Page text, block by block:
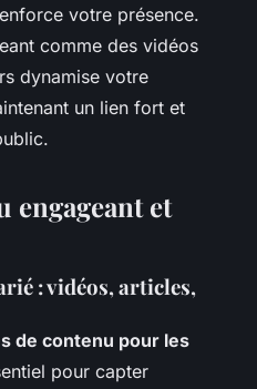
votre présence.
comme des vidéos
dynamise votre
un lien fort et
engageant et
: vidéos, articles,
de contenu pour les
pour capter